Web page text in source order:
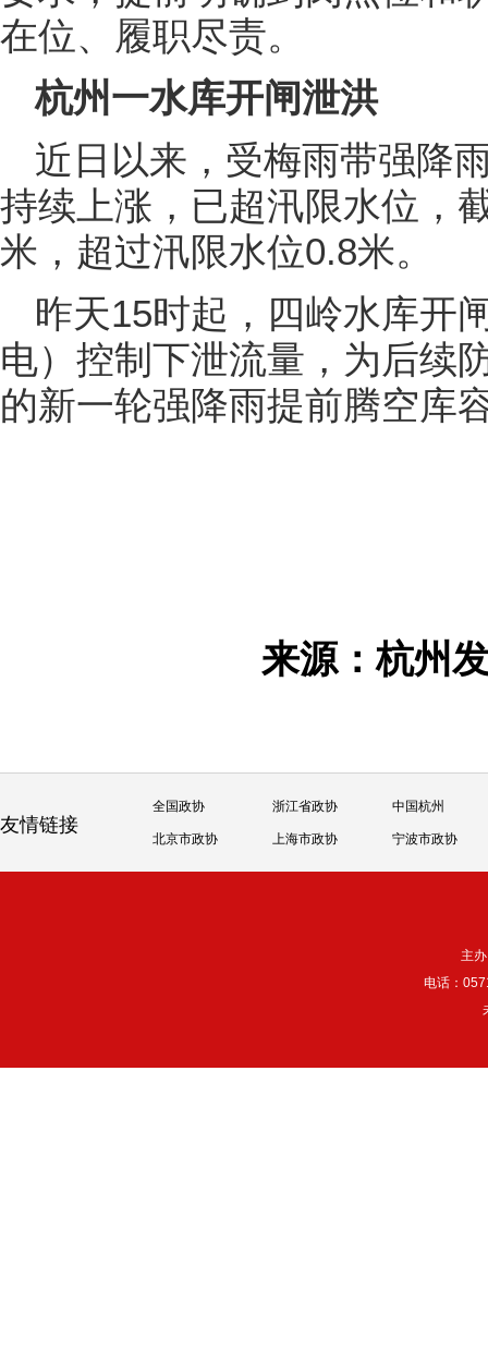
在位、履职尽责。
杭州一水库开闸泄洪
近日以来， 受梅雨带强降
持续上涨， 已超汛限水位，
米， 超过汛限水位0.8米。
昨天15时起， 四岭水库开
电）控制下泄流量， 为后续
的新一轮强降雨提前腾空库
来源：杭
友情链接
全国政协 浙江省政协 中国杭州
北京市政协 上海市政协 宁波市政协
主
电话：